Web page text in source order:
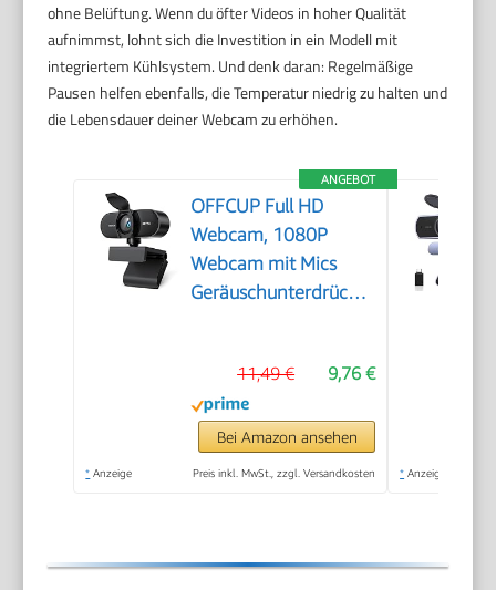
ohne Belüftung. Wenn du öfter Videos in hoher Qualität
aufnimmst, lohnt sich die Investition in ein Modell mit
integriertem Kühlsystem. Und denk daran: Regelmäßige
Pausen helfen ebenfalls, die Temperatur niedrig zu halten und
die Lebensdauer deiner Webcam zu erhöhen.
ANGEBOT
OFFCUP Full HD
Webcam, 1080P
Webcam mit Mics
Geräuschunterdrückung,
Kamera für PC Laptop
für Live-Streaming
Videoanruf Konferenz
Online-Unterricht
9,76 €
11,49 €
Bei Amazon ansehen
* Anzeige Preis inkl. MwSt., zzgl. Versandkosten * Anzeige